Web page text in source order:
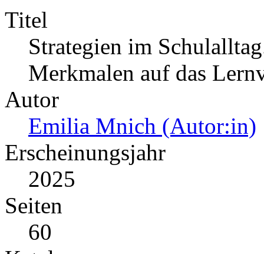
Titel
Strategien im
Merkmalen auf das
Autor
Emilia Mnich (Autor:in)
Erscheinungsjahr
2025
Seiten
60